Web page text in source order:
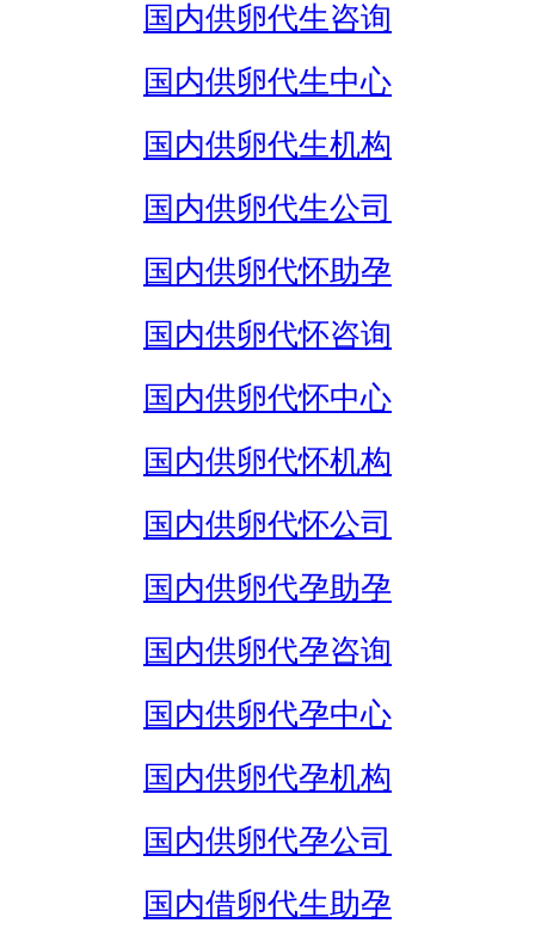
国内供卵代生咨询
国内供卵代生中心
国内供卵代生机构
国内供卵代生公司
国内供卵代怀助孕
国内供卵代怀咨询
国内供卵代怀中心
国内供卵代怀机构
国内供卵代怀公司
国内供卵代孕助孕
国内供卵代孕咨询
国内供卵代孕中心
国内供卵代孕机构
国内供卵代孕公司
国内借卵代生助孕